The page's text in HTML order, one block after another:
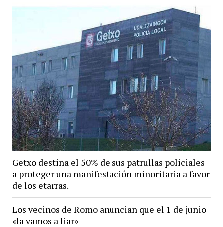
Getxo destina el 50% de sus patrullas policiales
a proteger una manifestación minoritaria a favor
de los etarras.
Los vecinos de Romo anuncian que el 1 de junio
«la vamos a liar»